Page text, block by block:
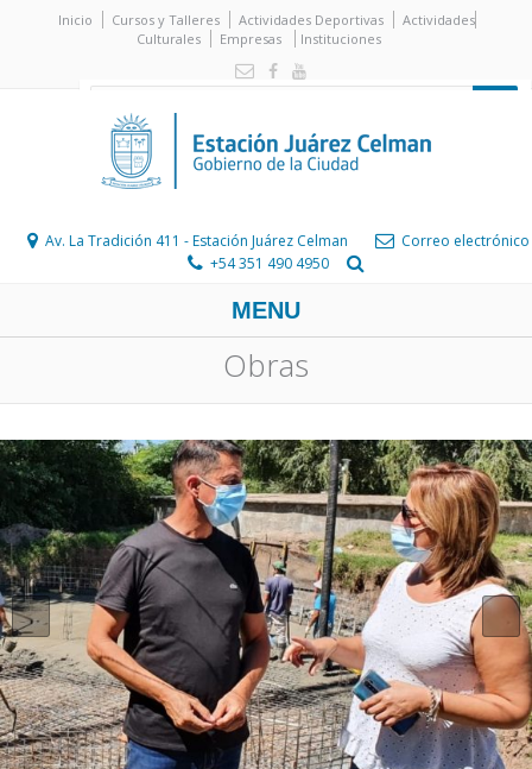
Inicio Cursos y Talleres Actividades Deportivas
Actividades
Culturales
Empresas Instituciones
Av. La Tradición 411 - Estación Juárez Celman
Correo electrónico
+54 351 490 4950
MENU
Obras